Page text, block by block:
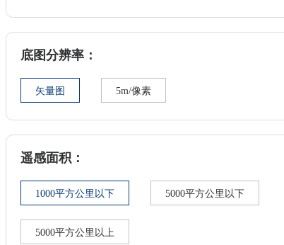
底图分辨率：
矢量图 5m/像素
遥感面积：
1000平方公里以下 5000平方公里以下
5000平方公里以上